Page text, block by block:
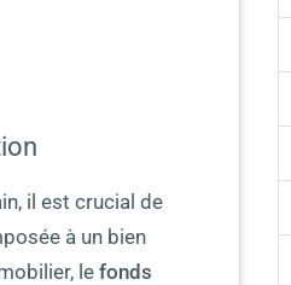
il est crucial de
à un bien
le fonds